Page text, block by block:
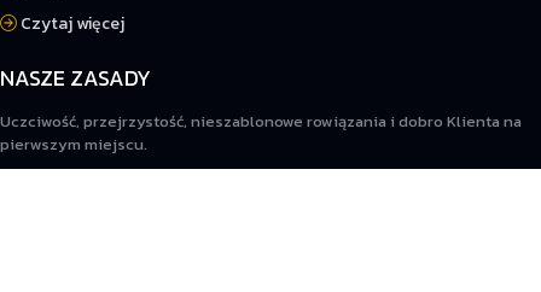
Czytaj więcej
NASZE ZASADY
Uczciwość, przejrzystość, nieszablonowe rowiązania i dobro Klienta na
pierwszym miejscu.